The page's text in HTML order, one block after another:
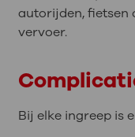
autorijden, fietsen
vervoer.
Bij elke ingreep is